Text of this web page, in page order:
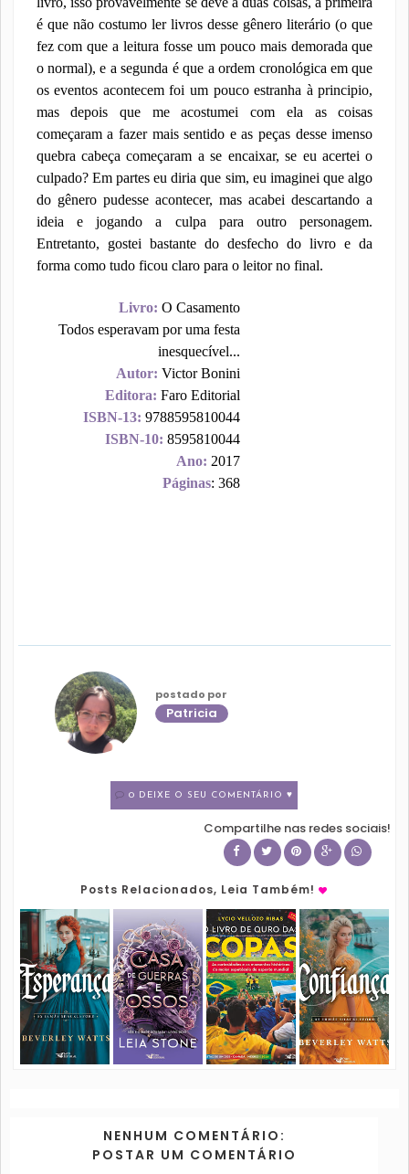
é que não costumo ler livros desse gênero literário (o que
fez com que a leitura fosse um pouco mais demorada que
o normal), e a segunda é que a ordem cronológica em que
os eventos acontecem foi um pouco estranha à principio,
mas depois que me acostumei com ela as coisas
começaram a fazer mais sentido e as peças desse imenso
quebra cabeça começaram a se encaixar, se eu acertei o
culpado? Em partes eu diria que sim, eu imaginei que algo
do gênero pudesse acontecer, mas acabei descartando a
ideia e jogando a culpa para outro personagem.
Entretanto, gostei bastante do desfecho do livro e da
forma como tudo ficou claro para o leitor no final.
Livro:O Casamento
Todos esperavam por uma festa
inesquecível...
Autor: Victor Bonini
Editora: Faro Editorial
ISBN-13: 9788595810044
ISBN-10: 8595810044
Ano: 2017
Páginas: 368
postado por
Patricia
0 DEIXE O SEU COMENTÁRIO ♥
Compartilhe nas redes sociais!
Posts Relacionados, Leia Também!
NENHUM COMENTÁRIO:
POSTAR UM COMENTÁRIO